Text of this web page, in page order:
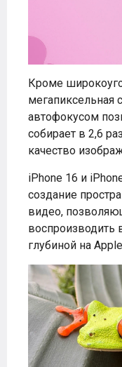
Кроме
мегапиксельная
автофокусом
собирает в 2,6
качество
iPhone 16 и
создание
видео,
воспроизводить
глубиной на